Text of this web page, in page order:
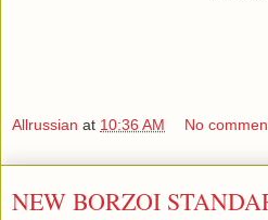
Allrussian at 10:36 AM No
NEW BORZOI